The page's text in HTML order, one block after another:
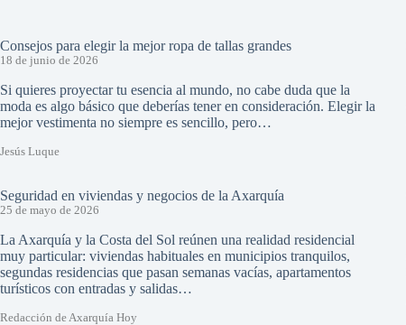
Consejos para elegir la mejor ropa de tallas grandes
18 de junio de 2026
Si quieres proyectar tu esencia al mundo, no cabe duda que la
moda es algo básico que deberías tener en consideración. Elegir la
mejor vestimenta no siempre es sencillo, pero…
Jesús Luque
Seguridad en viviendas y negocios de la Axarquía
25 de mayo de 2026
La Axarquía y la Costa del Sol reúnen una realidad residencial
muy particular: viviendas habituales en municipios tranquilos,
segundas residencias que pasan semanas vacías, apartamentos
turísticos con entradas y salidas…
Redacción de Axarquía Hoy